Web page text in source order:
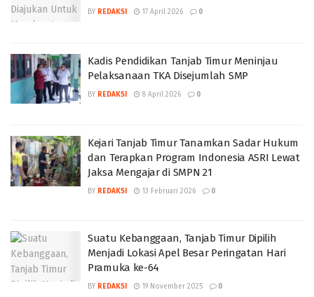
BY REDAKSI 17 April 2026 0
Kadis Pendidikan Tanjab Timur Meninjau
Pelaksanaan TKA Disejumlah SMP
BY REDAKSI 8 April 2026 0
Kejari Tanjab Timur Tanamkan Sadar Hukum
dan Terapkan Program Indonesia ASRI Lewat
Jaksa Mengajar di SMPN 21
BY REDAKSI 13 Februari 2026 0
Suatu Kebanggaan, Tanjab Timur Dipilih
Menjadi Lokasi Apel Besar Peringatan Hari
Pramuka ke-64
BY REDAKSI 19 November 2025 0